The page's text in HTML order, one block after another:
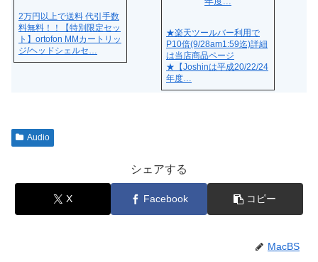
2万円以上で送料 代引手数
料無料！！【特別限定セッ
ト】ortofon MMカートリッ
ジ/ヘッドシェルセ…
★楽天ツールバー利用で
P10倍(9/28am1:59迄)詳細
は当店商品ページ
★【Joshinは平成20/22/24
年度…
Audio
シェアする
X Facebook コピー
MacBS